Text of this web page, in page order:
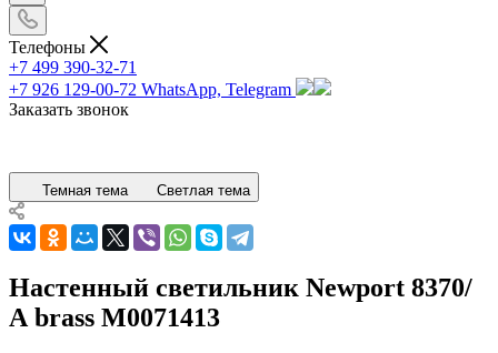
Телефоны
+7 499 390-32-71
+7 926 129-00-72 WhatsApp, Telegram
Заказать звонок
Темная тема Светлая тема
Настенный светильник Newport 8370/
А brass М0071413